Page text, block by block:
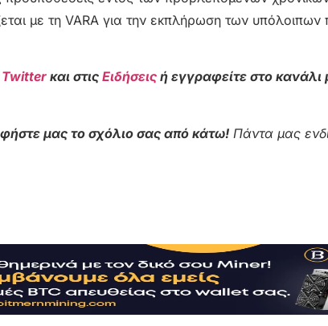
με τη VARA για την εκπλήρωση των
Twitter και στις Ειδήσεις ή εγγραφείτε στο κανάλι
μας το σχόλιο σας από κάτω! Πάντα μας